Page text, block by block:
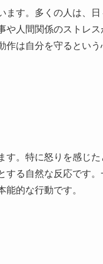
す。多くの人は、
人間関係のストレ
は自分を守るとい
。特に怒りを感じ
る自然な反応です
的な行動です。